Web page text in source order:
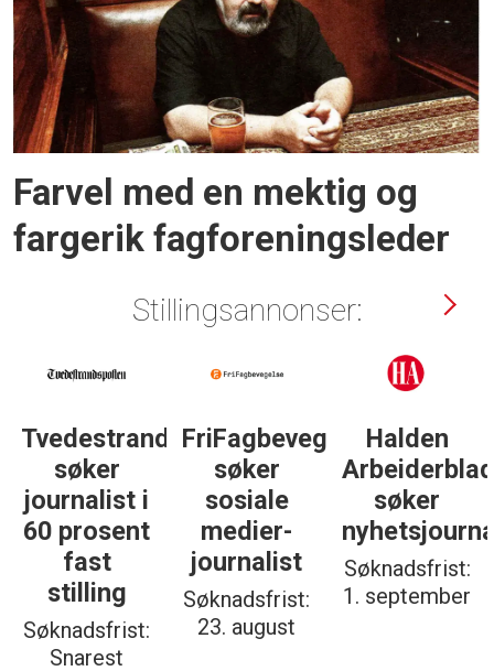
Farvel med en mektig og
fargerik fagforeningsleder
Stillingsannonser:
Halden
Arbeiderblad
søker
nyhetsjournalist
Søknadsfrist:
1. september
Støttegruppa
25. juni
søker
journalist
Søknadsfrist:
19. august
Journalist
med teft
for
digitale
spor? Bli
med på å